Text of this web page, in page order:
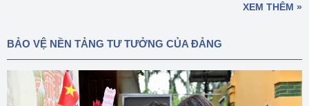
XEM THÊM »
BẢO VỆ NỀN TẢNG TƯ TƯỞNG CỦA ĐẢNG